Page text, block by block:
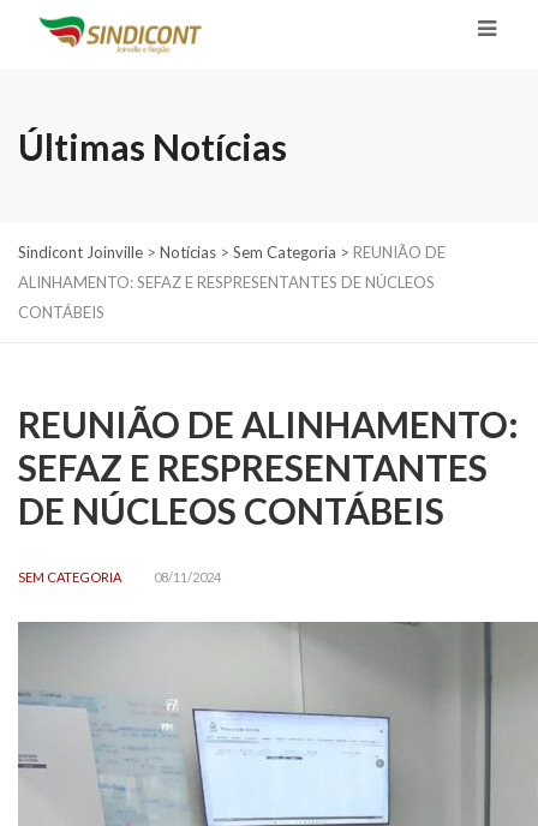
Últimas Notícias
Sindicont Joinville > Notícias > Sem Categoria > REUNIÃO DE
ALINHAMENTO: SEFAZ E RESPRESENTANTES DE NÚCLEOS
CONTÁBEIS
REUNIÃO DE ALINHAMENTO:
SEFAZ E RESPRESENTANTES
DE NÚCLEOS CONTÁBEIS
SEM CATEGORIA 08/11/2024